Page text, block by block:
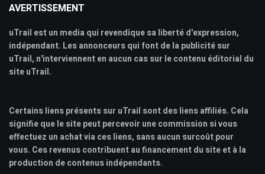
AVERTISSEMENT
uTrail est un media qui revendique sa liberté d'expression,
indépendant. Les annonceurs qui font de la publicité sur
uTrail, n'interviennent en aucun cas sur le contenu éditorial du
site uTrail.
Certains liens présents sur uTrail sont des liens affiliés. Cela
signifie que le site peut percevoir une commission si vous
effectuez un achat via ces liens, sans aucun surcoût pour
vous. Ces revenus contribuent au financement du site et à la
production de contenus indépendants.